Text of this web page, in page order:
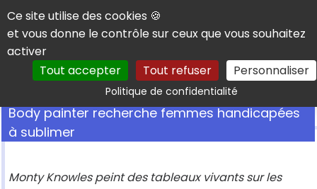
Panneau de gestion des cookies
Ce site utilise des cookies 🍪
et vous donne le contrôle sur ceux que vous souhaitez
activer
Tout accepter
Tout refuser Personnaliser
Politique de confidentialitéRechercher
Body painter recherche femmes handicapées
à sublimer
Monty Knowles peint des tableaux vivants sur les